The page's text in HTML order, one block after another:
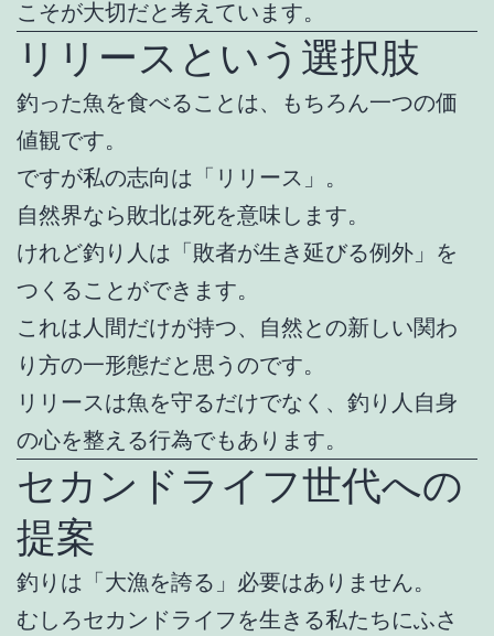
こそが大切だと考えています。
リリースという選択肢
釣った魚を食べることは、もちろん一つの価
値観です。
ですが私の志向は「リリース」。
自然界なら敗北は死を意味します。
けれど釣り人は「敗者が生き延びる例外」を
つくることができます。
これは人間だけが持つ、自然との新しい関わ
り方の一形態だと思うのです。
リリースは魚を守るだけでなく、釣り人自身
の心を整える行為でもあります。
セカンドライフ世代への
提案
釣りは「大漁を誇る」必要はありません。
むしろセカンドライフを生きる私たちにふさ